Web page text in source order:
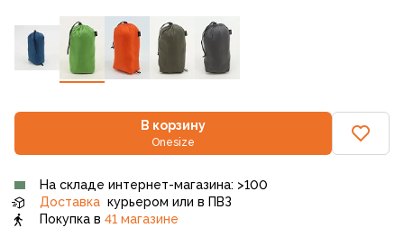
В корзину
Onesize
На складе интернет-магазина: >100
Доставка курьером или в ПВЗ
Покупка в 41 магазине